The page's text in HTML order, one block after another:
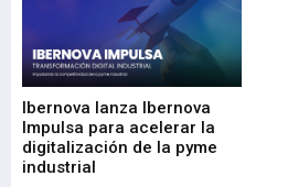
Ibernova lanza Ibernova
Impulsa para acelerar la
digitalización de la pyme
industrial